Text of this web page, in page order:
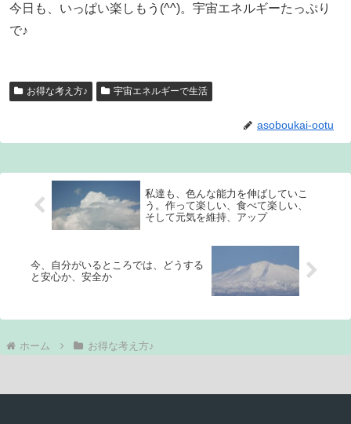
今日も、いっぱい楽しもう(^^)。宇宙エネルギーたっぷり
で♪
お得な考え方♪ 宇宙エネルギーで生活
asoboukai-ootu
私達も、色んな能力を伸ばしていこ
う。作って楽しい、食べて楽しい、
そして元気を維持、アップ
今、自分がいるところでは、どうする
と安心か、安全か
ホーム お得な考え方♪